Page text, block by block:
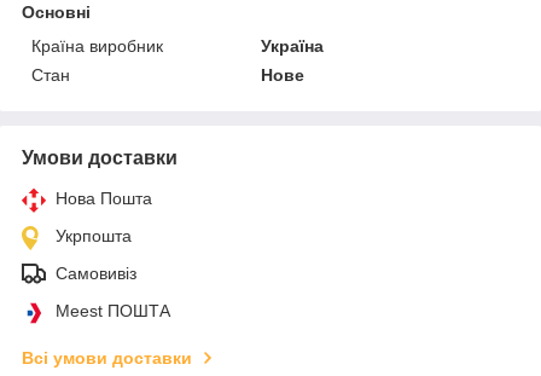
Основні
Країна виробник
Україна
Стан
Нове
Умови доставки
Нова Пошта
Укрпошта
Самовивіз
Meest ПОШТА
Всі умови доставки